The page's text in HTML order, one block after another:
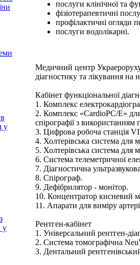
у
у
послуги клінічної та
фізіотерапевтичні
профілактичні огляди
послуги водолікарні.
Медичний центр
діагностику та лікування на
Кабінет функціональної
1. Комплекс
2. Комплекс «CardioPC/Е»
спірографії з
3. Цифрова робоча станція
4. Холтерівська система для
5. Холтерівська система для
6. Система телеметричної
7. Діагностична
8. Спірограф.
9. Дефібрилятор - монітор.
10. Концентратор кисневий
11. Апарати для виміру
Рентген-кабінет
1. Універсальний рентген-
2. Система томографічна
3. Дентальний